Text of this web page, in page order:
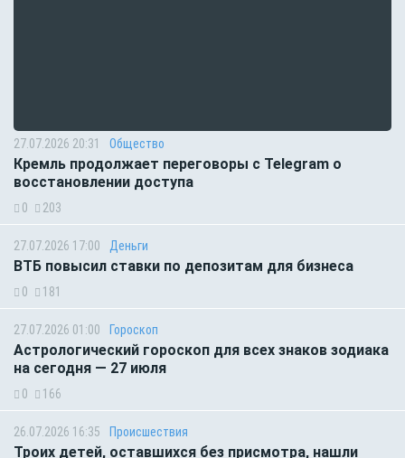
27.07.2026 20:31 Общество
Кремль продолжает переговоры с Telegram о
восстановлении доступа
0 203
27.07.2026 17:00 Деньги
ВТБ повысил ставки по депозитам для бизнеса
0 181
27.07.2026 01:00 Гороскоп
Астрологический гороскоп для всех знаков зодиака
на сегодня — 27 июля
0 166
26.07.2026 16:35 Происшествия
Троих детей, оставшихся без присмотра, нашли